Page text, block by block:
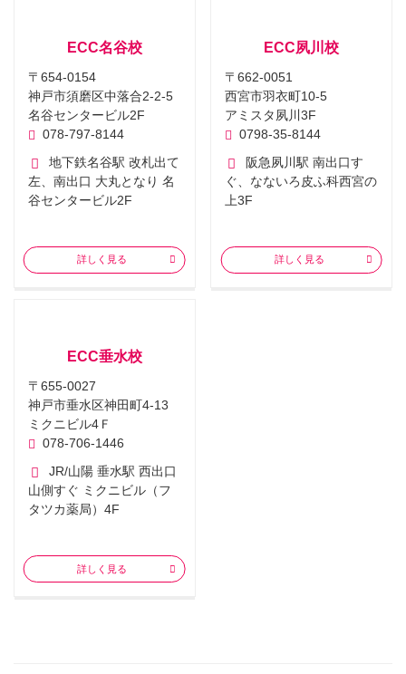
ECC名谷校
〒654-0154
神戸市須磨区中落合2-2-5
名谷センタービル2F
078-797-8144
地下鉄名谷駅 改札出て
左、南出口 大丸となり 名
谷センタービル2F
詳しく見る
ECC夙川校
〒662-0051
西宮市羽衣町10-5
アミスタ夙川3F
0798-35-8144
阪急夙川駅 南出口す
ぐ、なないろ皮ふ科西宮の
上3F
詳しく見る
ECC垂水校
〒655-0027
神戸市垂水区神田町4-13
ミクニビル4Ｆ
078-706-1446
JR/山陽 垂水駅 西出口
山側すぐ ミクニビル（フ
タツカ薬局）4F
詳しく見る